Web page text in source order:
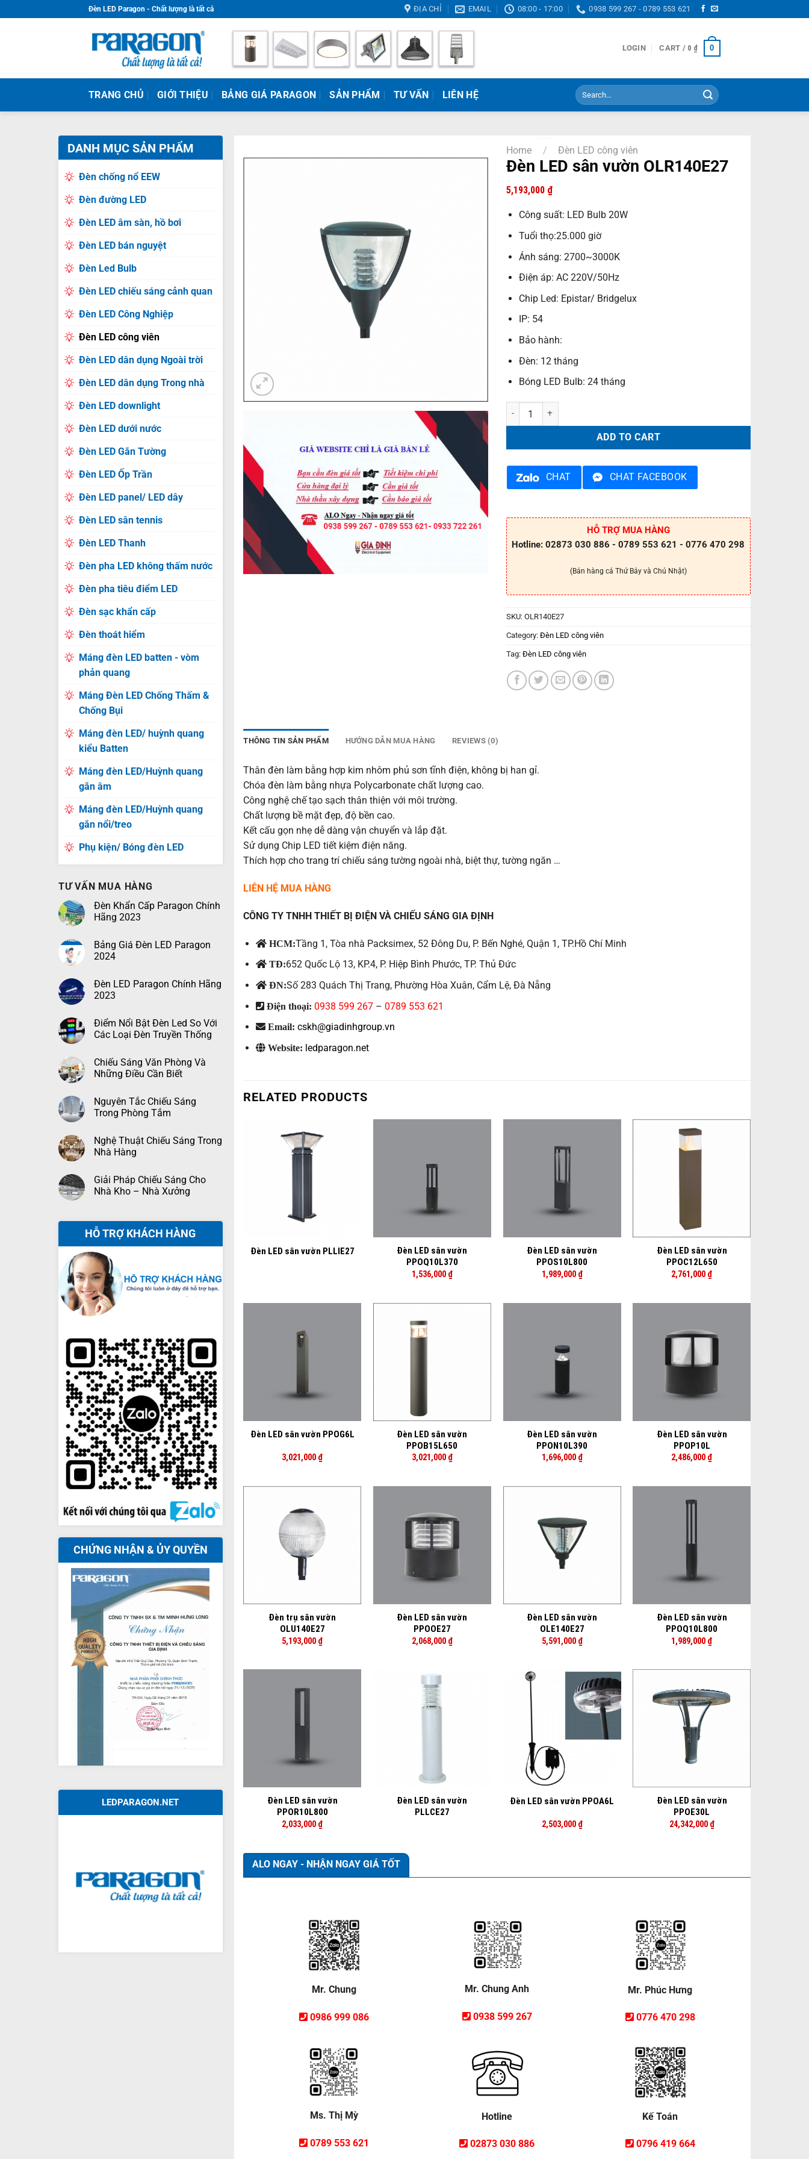
to
Đèn LED Paragon - Chất lượng là tất cả ĐỊA CHỈ EMAIL 08:00 - 17:00 0938 599 267 - 0789 553 621
LOGIN CART / 0 ₫ 0
TRANG CHỦ GIỚI THIỆU BẢNG GIÁ PARAGON SẢN PHẨM TƯ VẤN LIÊN HỆ
Search
for:
DANH MỤC SẢN PHẨM
Đèn chống nổ EEW
Đèn đường LED
Đèn LED âm sàn, hồ bơi
Đèn LED bán nguyệt
Đèn Led Bulb
Đèn LED chiếu sáng cảnh quan
Đèn LED Công Nghiệp
Đèn LED công viên
Đèn LED dân dụng Ngoài trời
Đèn LED dân dụng Trong nhà
Đèn LED downlight
Đèn LED dưới nước
Đèn LED Gắn Tường
Đèn LED Ốp Trần
Đèn LED panel/ LED dây
Đèn LED sân tennis
Đèn LED Thanh
Đèn pha LED không thấm nước
Đèn pha tiêu điểm LED
Đèn sạc khẩn cấp
Đèn thoát hiểm
Máng đèn LED batten - vòm
phản quang
Máng Đèn LED Chống Thấm &
Chống Bụi
Máng đèn LED/ huỳnh quang
kiểu Batten
Máng đèn LED/Huỳnh quang
gắn âm
Máng đèn LED/Huỳnh quang
gắn nổi/treo
Phụ kiện/ Bóng đèn LED
TƯ VẤN MUA HÀNG
Đèn Khẩn Cấp Paragon Chính
Hãng 2023
Bảng Giá Đèn LED Paragon
2024
Đèn LED Paragon Chính Hãng
2023
Điểm Nổi Bật Đèn Led So Với
Các Loại Đèn Truyền Thống
Chiếu Sáng Văn Phòng Và
Những Điều Cần Biết
Nguyên Tắc Chiếu Sáng
Trong Phòng Tắm
Nghệ Thuật Chiếu Sáng Trong
Nhà Hàng
Giải Pháp Chiếu Sáng Cho
Nhà Kho – Nhà Xưởng
HỖ TRỢ KHÁCH HÀNG
CHỨNG NHẬN & ỦY QUYỀN
LEDPARAGON.NET
Home / Đèn LED công viên
Đèn LED sân vườn OLR140E27
5,193,000 ₫
Công suất: LED Bulb 20W
Tuổi thọ:25.000 giờ
Ánh sáng: 2700~3000K
Điện áp: AC 220V/50Hz
Chip Led: Epistar/ Bridgelux
IP: 54
Bảo hành:
Đèn: 12 tháng
Bóng LED Bulb: 24 tháng
Đèn LED sân vườn OLR140E27 quantity
ADD TO CART
CHAT CHAT FACEBOOK
HỖ TRỢ MUA HÀNG
Hotline: 02873 030 886 - 0789 553 621 - 0776 470 298
(Bán hàng cả Thứ Bảy và Chủ Nhật)
SKU: OLR140E27
Category: Đèn LED công viên
Tag: Đèn LED công viên
THÔNG TIN SẢN PHẨM HƯỚNG DẪN MUA HÀNG REVIEWS (0)
Thân đèn làm bằng hợp kim nhôm phủ sơn tĩnh điện, không bị han gỉ.
Chóa đèn làm bằng nhựa Polycarbonate chất lượng cao.
Công nghệ chế tạo sạch thân thiện với môi trường.
Chất lượng bề mặt đẹp, độ bền cao.
Kết cấu gọn nhẹ dễ dàng vận chuyển và lắp đặt.
Sử dụng Chip LED tiết kiệm điện năng.
Thích hợp cho trang trí chiếu sáng tường ngoài nhà, biệt thự, tường ngăn …
LIÊN HỆ MUA HÀNG
CÔNG TY TNHH THIẾT BỊ ĐIỆN VÀ CHIẾU SÁNG GIA ĐỊNH
HCM:Tầng 1, Tòa nhà Packsimex, 52 Đông Du, P. Bến Nghé, Quận 1, TP.Hồ Chí Minh
TĐ:652 Quốc Lộ 13, KP.4, P. Hiệp Bình Phước, TP. Thủ Đức
ĐN:Số 283 Quách Thị Trang, Phường Hòa Xuân, Cẩm Lệ, Đà Nẵng
Điện thoại: 0938 599 267 –0789 553 621
Email: cskh@giadinhgroup.vn
Website: ledparagon.net
RELATED PRODUCTS
Đèn LED sân vườn PLLIE27
Đèn LED sân vườn
PPOQ10L370
1,536,000 ₫
Đèn LED sân vườn
PPOS10L800
1,989,000 ₫
Đèn LED sân vườn
PPOC12L650
2,761,000 ₫
Đèn LED sân vườn PPOG6L
3,021,000 ₫
Đèn LED sân vườn
PPOB15L650
3,021,000 ₫
Đèn LED sân vườn
PPON10L390
1,696,000 ₫
Đèn LED sân vườn
PPOP10L
2,486,000 ₫
Đèn trụ sân vườn
OLU140E27
5,193,000 ₫
Đèn LED sân vườn
PPOOE27
2,068,000 ₫
Đèn LED sân vườn
OLE140E27
5,591,000 ₫
Đèn LED sân vườn
PPOQ10L800
1,989,000 ₫
Đèn LED sân vườn
PPOR10L800
2,033,000 ₫
Đèn LED sân vườn
PLLCE27
Đèn LED sân vườn PPOA6L
2,503,000 ₫
Đèn LED sân vườn
PPOE30L
24,342,000 ₫
ALO NGAY - NHẬN NGAY GIÁ TỐT
Mr. Chung
0986 999 086
Mr. Chung Anh
0938 599 267
Mr. Phúc Hưng
0776 470 298
Ms. Thị Mỳ
0789 553 621
Hotline
02873 030 886
Kế Toán
0796 419 664